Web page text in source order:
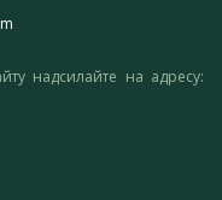
надсилайте на адресу: